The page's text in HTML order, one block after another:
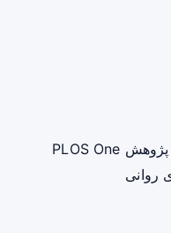
درک تجربه‌های غیرعادی: نتایج پژوهش PLOS One
روانی